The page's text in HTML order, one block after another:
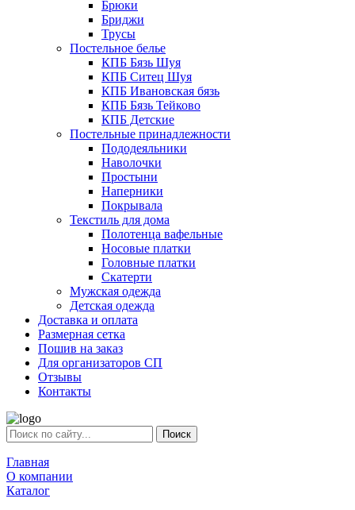
Брюки
Бриджи
Трусы
Постельное белье
КПБ Бязь Шуя
КПБ Ситец Шуя
КПБ Ивановская бязь
КПБ Бязь Тейково
КПБ Детские
Постельные принадлежности
Пододеяльники
Наволочки
Простыни
Наперники
Покрывала
Текстиль для дома
Полотенца вафельные
Носовые платки
Головные платки
Скатерти
Мужская одежда
Детская одежда
Доставка и оплата
Размерная сетка
Пошив на заказ
Для организаторов СП
Отзывы
Контакты
Главная
О компании
Каталог